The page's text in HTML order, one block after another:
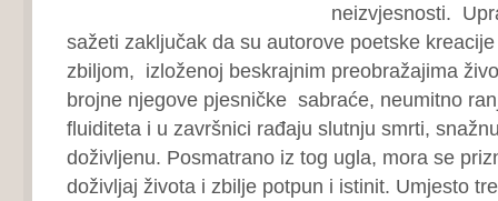
neizvjesnosti.
sažeti zaključak da su autorove poetske
zbiljom, izloženoj beskrajnim preobražajima
brojne njegove pjesničke sabraće, neumitno
fluiditeta i u završnici rađaju slutnju smrti,
doživljenu. Posmatrano iz tog ugla, mora se
doživljaj života i zbilje potpun i istinit. Umjesto